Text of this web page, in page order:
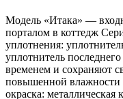
Модель «Итака» —
порталом в коттедж
уплотнения:
уплотнитель
временем и сохраняют
повышенной влажности
окраска: металлическая